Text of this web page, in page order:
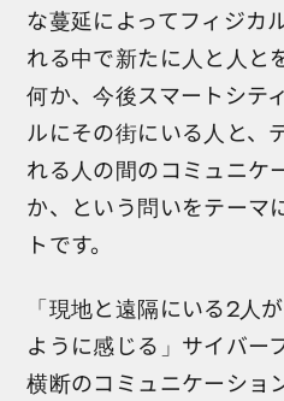
な蔓延によってフィジカ
れる中で新たに人と人と
何か、今後スマートシテ
ルにその街にいる人と、
れる人の間のコミュニケ
か、という問いをテーマ
トです。
「現地と遠隔にいる2人
ように感じる」サイバー
横断のコミュニケーショ